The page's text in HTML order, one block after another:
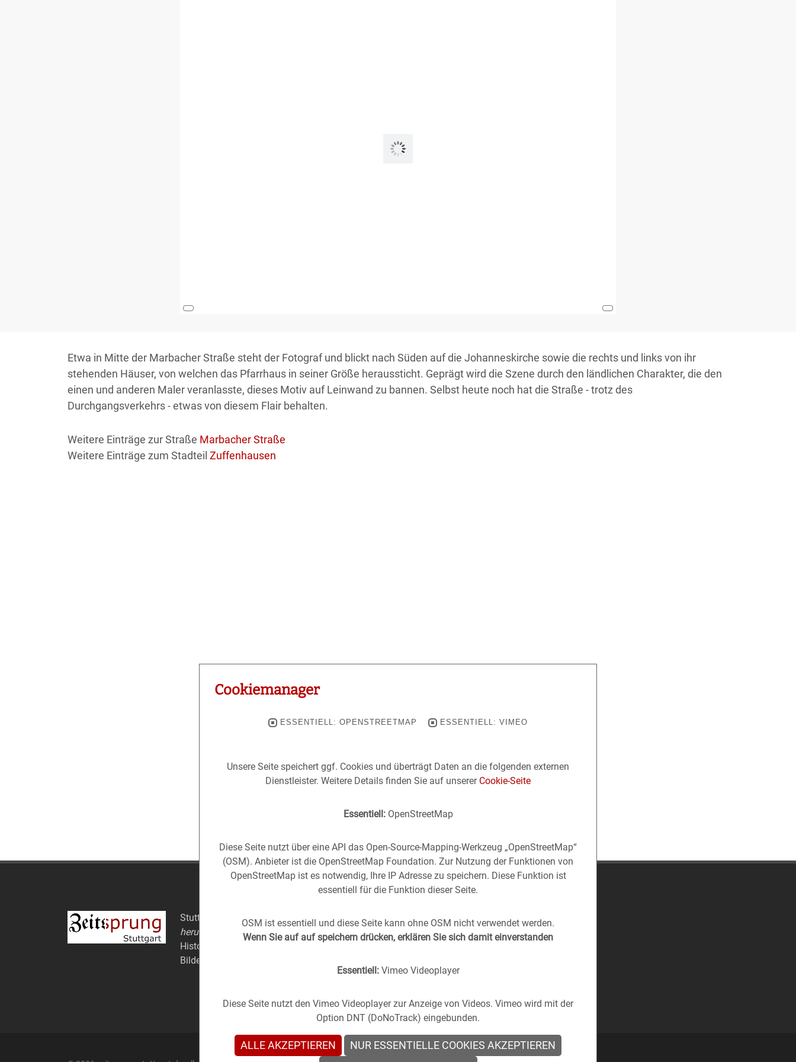
Etwa in Mitte der Marbacher Straße steht der Fotograf und blickt nach Süden auf die Johanneskirche sowie die rechts und links von ihr
stehenden Häuser, von welchen das Pfarrhaus in seiner Größe heraussticht. Geprägt wird die Szene durch den ländlichen Charakter, die den
einen und anderen Maler veranlasste, dieses Motiv auf Leinwand zu bannen. Selbst heute noch hat die Straße - trotz des
Durchgangsverkehrs - etwas von diesem Flair behalten.
Weitere Einträge zur Straße Marbacher Straße
Weitere Einträge zum Stadteil Zuffenhausen
Stuttgart aus derVergangenheitin die Gegenwart geholt -
(oder anders
herum).
Historische Fotos aus Stuttgart im direkten Vergleich mit zeitgenössischen
Bildern.
Cookiemanager
ESSENTIELL: OPENSTREETMAP ESSENTIELL: VIMEO
Unsere Seite speichert ggf. Cookies und überträgt Daten an die folgenden externen
Dienstleister. Weitere Details finden Sie auf unserer Cookie-Seite
Essentiell:OpenStreetMap
Diese Seite nutzt über eine API das Open-Source-Mapping-Werkzeug „OpenStreetMap“
(OSM). Anbieter ist die OpenStreetMap Foundation. Zur Nutzung der Funktionen von
OpenStreetMap ist es notwendig, Ihre IP Adresse zu speichern. Diese Funktion ist
essentiell für die Funktion dieser Seite.
OSM ist essentiell und diese Seite kann ohne OSM nicht verwendet werden.
Wenn Sie auf auf speichern drücken, erklären Sie sich damit einverstanden
Essentiell:Vimeo Videoplayer
Diese Seite nutzt den Vimeo Videoplayer zur Anzeige von Videos. Vimeo wird mit der
Option DNT (DoNoTrack) eingebunden.
ALLE AKZEPTIEREN
NUR ESSENTIELLE COOKIES AKZEPTIEREN